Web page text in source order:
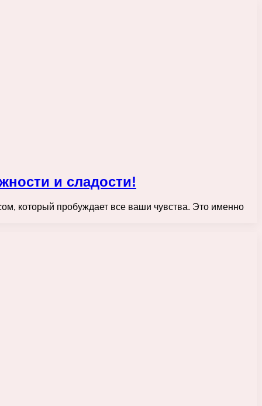
и сладости!
который пробуждает все ваши чувства. Это именно